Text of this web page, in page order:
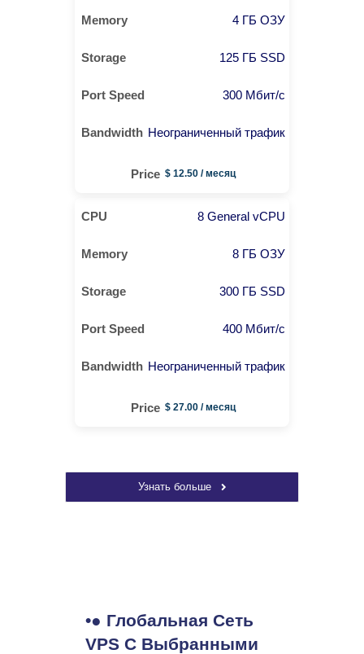
4 ГБ ОЗУ
125 ГБ SSD
300 Мбит/с
Неограниченный трафик
$ 12.50 / месяц
8 General vCPU
8 ГБ ОЗУ
300 ГБ SSD
400 Мбит/с
Неограниченный трафик
$ 27.00 / месяц
Узнать больше
•● Глобальная Сеть
VPS С Выбранными